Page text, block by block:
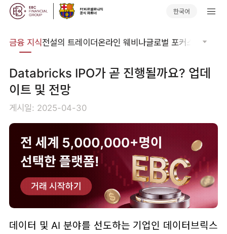
한국어
금융 지식전설의 트레이더온라인 웨비나글로벌 포커스 기술적
Databricks IPO가 곧 진행될까요? 업데
이트 및 전망
게시일: 2025-04-30
데이터 및 AI 분야를 선도하는 기업인 데이터브릭스